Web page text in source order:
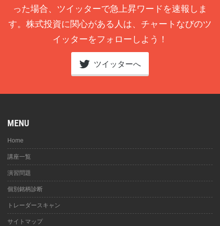
った場合、ツイッターで急上昇ワードを速報しま
す。株式投資に関心がある人は、チャートなびのツ
イッターをフォローしよう！
ツイッターへ
MENU
Home
講座一覧
演習問題
個別銘柄診断
トレーダースキャン
サイトマップ